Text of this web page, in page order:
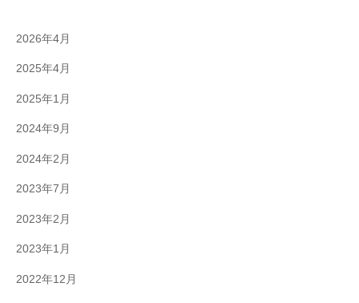
2026年4月
2025年4月
2025年1月
2024年9月
2024年2月
2023年7月
2023年2月
2023年1月
2022年12月